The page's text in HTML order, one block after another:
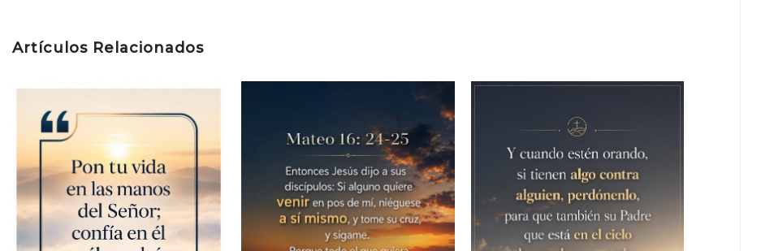
Artículos Relacionados